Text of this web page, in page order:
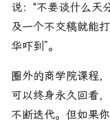
说："不要谈什么天
及一个不交稿就能
华吓到”。
圈外的商学院课程
可以终身永久回看
不断迭代。但如果